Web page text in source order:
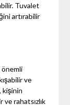
Tuvalet
artırabilir
önemli
ve
kişinin
ve rahatsızlık